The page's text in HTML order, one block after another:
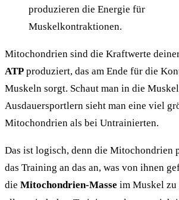
produzieren die Energie für
Muskelkontraktionen.
Mitochondrien sind die Kraftwerte
ATP produziert, das am Ende für die
Muskeln sorgt. Schaut man in die
Ausdauersportlern sieht man eine viel
Mitochondrien als bei Untrainierten.
Das ist logisch, denn die Mitochondrien
das Training an das an, was von ihnen
die Mitochondrien-Masse im Muskel